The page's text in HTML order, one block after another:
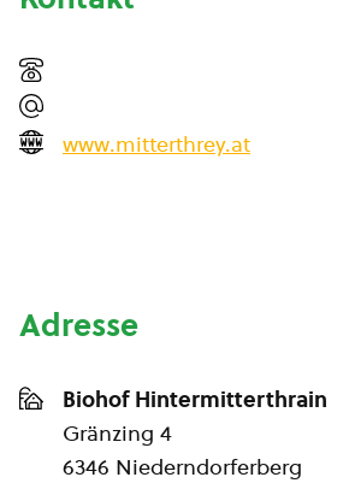
www.mitterthrey.at
Adresse
Biohof Hintermitterthrain
Gränzing 4
6346 Niederndorferberg